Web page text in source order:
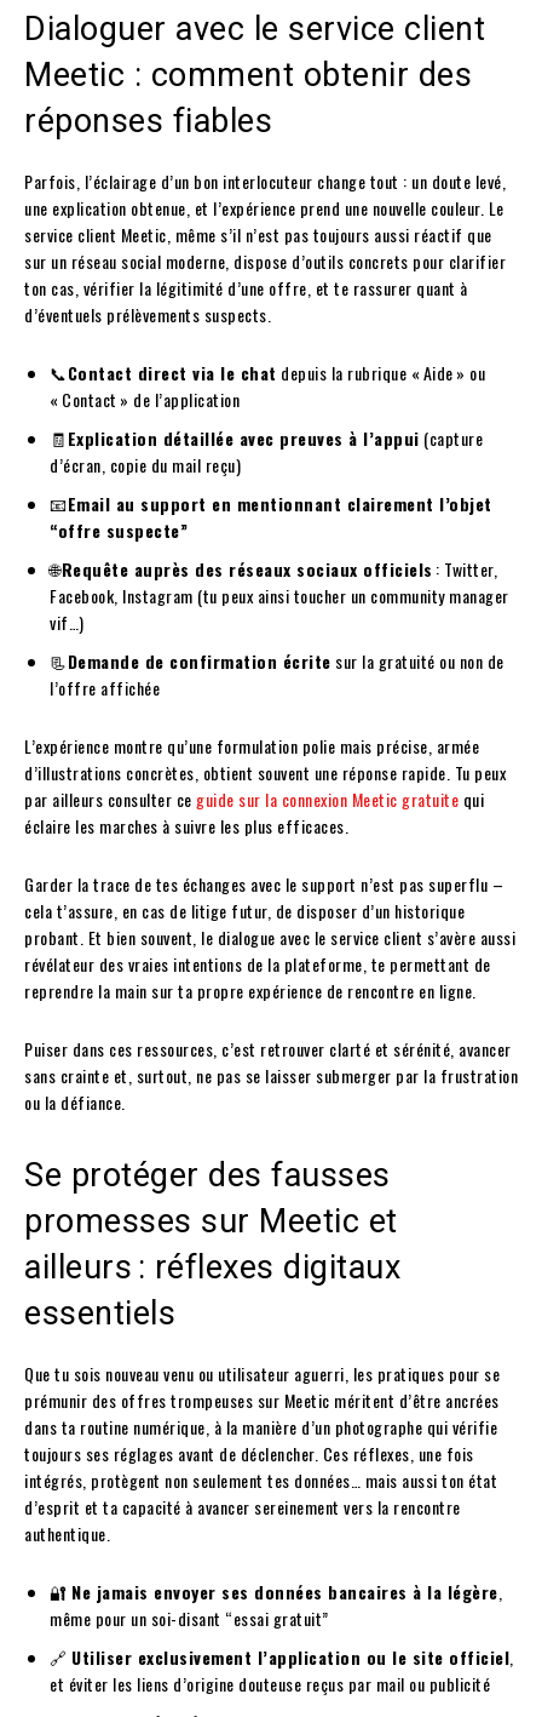
Dialoguer avec le service client
Meetic : comment obtenir des
réponses fiables
Parfois, l’éclairage d’un bon interlocuteur change tout : un doute levé,
une explication obtenue, et l’expérience prend une nouvelle couleur. Le
service client Meetic, même s’il n’est pas toujours aussi réactif que
sur un réseau social moderne, dispose d’outils concrets pour clarifier
ton cas, vérifier la légitimité d’une offre, et te rassurer quant à
d’éventuels prélèvements suspects.
📞Contact direct via le chat depuis la rubrique « Aide » ou
« Contact » de l’application
🧾Explication détaillée avec preuves à l’appui (capture
d’écran, copie du mail reçu)
📧Email au support en mentionnant clairement l’objet
“offre suspecte”
🌐Requête auprès des réseaux sociaux officiels : Twitter,
Facebook, Instagram (tu peux ainsi toucher un community manager
vif…)
📃Demande de confirmation écrite sur la gratuité ou non de
l’offre affichée
L’expérience montre qu’une formulation polie mais précise, armée
d’illustrations concrètes, obtient souvent une réponse rapide. Tu peux
par ailleurs consulter ce guide sur la connexion Meetic gratuite qui
éclaire les marches à suivre les plus efficaces.
Garder la trace de tes échanges avec le support n’est pas superflu –
cela t’assure, en cas de litige futur, de disposer d’un historique
probant. Et bien souvent, le dialogue avec le service client s’avère aussi
révélateur des vraies intentions de la plateforme, te permettant de
reprendre la main sur ta propre expérience de rencontre en ligne.
Puiser dans ces ressources, c’est retrouver clarté et sérénité, avancer
sans crainte et, surtout, ne pas se laisser submerger par la frustration
ou la défiance.
Se protéger des fausses
promesses sur Meetic et
ailleurs : réflexes digitaux
essentiels
Que tu sois nouveau venu ou utilisateur aguerri, les pratiques pour se
prémunir des offres trompeuses sur Meetic méritent d’être ancrées
dans ta routine numérique, à la manière d’un photographe qui vérifie
toujours ses réglages avant de déclencher. Ces réflexes, une fois
intégrés, protègent non seulement tes données… mais aussi ton état
d’esprit et ta capacité à avancer sereinement vers la rencontre
authentique.
🔐 Ne jamais envoyer ses données bancaires à la légère
même pour un soi-disant “essai gratuit”
🔗 Utiliser exclusivement l’application ou le site officiel
et éviter les liens d’origine douteuse reçus par mail ou publicité